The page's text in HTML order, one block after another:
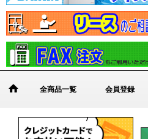
全商品一覧 会員登録